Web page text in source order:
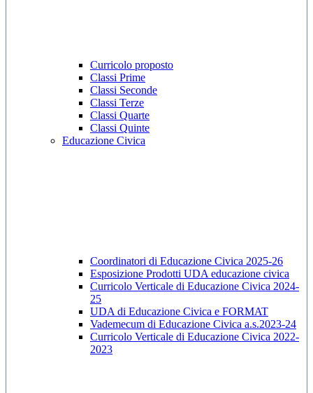
Curricolo proposto
Classi Prime
Classi Seconde
Classi Terze
Classi Quarte
Classi Quinte
Educazione Civica
Coordinatori di Educazione Civica 2025-26
Esposizione Prodotti UDA educazione civica
Curricolo Verticale di Educazione Civica 2024-
25
UDA di Educazione Civica e FORMAT
Vademecum di Educazione Civica a.s.2023-24
Curricolo Verticale di Educazione Civica 2022-
2023